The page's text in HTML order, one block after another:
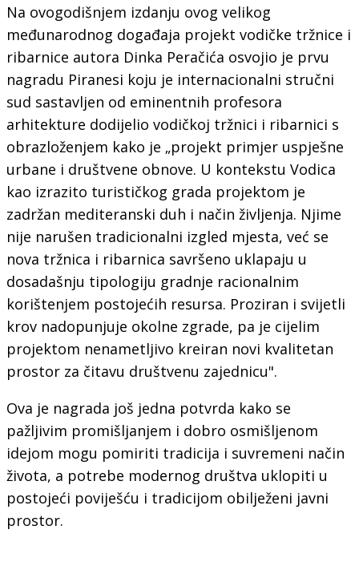
Na ovogodišnjem izdanju ovog velikog
međunarodnog događaja projekt vodičke tržnice i
ribarnice autora Dinka Peračića osvojio je prvu
nagradu Piranesi koju je internacionalni stručni
sud sastavljen od eminentnih profesora
arhitekture dodijelio vodičkoj tržnici i ribarnici s
obrazloženjem kako je „projekt primjer uspješne
urbane i društvene obnove. U kontekstu Vodica
kao izrazito turističkog grada projektom je
zadržan mediteranski duh i način življenja. Njime
nije narušen tradicionalni izgled mjesta, već se
nova tržnica i ribarnica savršeno uklapaju u
dosadašnju tipologiju gradnje racionalnim
korištenjem postojećih resursa. Proziran i svijetli
krov nadopunjuje okolne zgrade, pa je cijelim
projektom nenametljivo kreiran novi kvalitetan
prostor za čitavu društvenu zajednicu".
Ova je nagrada još jedna potvrda kako se
pažljivim promišljanjem i dobro osmišljenom
idejom mogu pomiriti tradicija i suvremeni način
života, a potrebe modernog društva uklopiti u
postojeći poviješću i tradicijom obilježeni javni
prostor.